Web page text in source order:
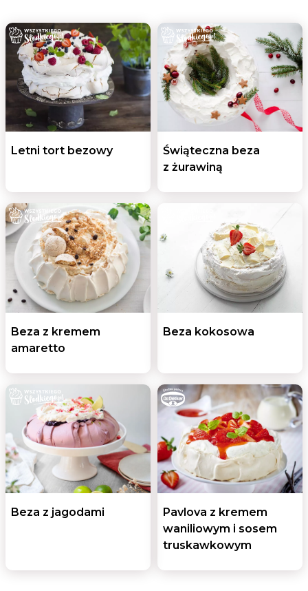
Letni tort bezowy
Świąteczna beza
z żurawiną
Beza z kremem
amaretto
Beza kokosowa
Beza z jagodami
Pavlova z kremem
waniliowym i sosem
truskawkowym